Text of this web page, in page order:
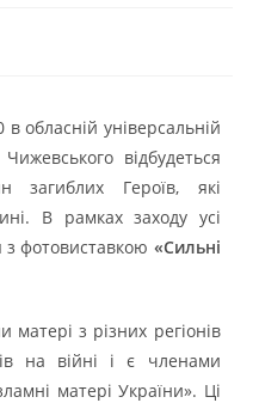
обласній універсальній
відбудеться
загиблих Героїв, які
В рамках заходу усі
з фотовиставкою «Сильні
матері з різних регіонів
на війні і є членами
матері України». Ці